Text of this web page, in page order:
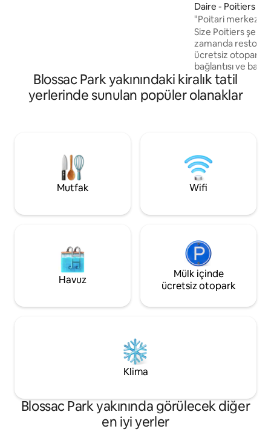
Daire - Poitiers
"Poitari
Size Poitiers şehir
zamanda restore
ücretsiz otopark,
bağlantısı ve
daire sunuyoruz.
20 dakika. Daire
profesyoneller ve
konaklamanızdan
umuyoruz ve
hissetmeniz için
Blossac Park yakınındaki kiralık tatil
yerlerinde sunulan popüler olanaklar
Mutfak Wifi
Havuz
Mülk içinde
ücretsiz otopark
Klima
Blossac Park yakınında görülecek diğer
en iyi yerler